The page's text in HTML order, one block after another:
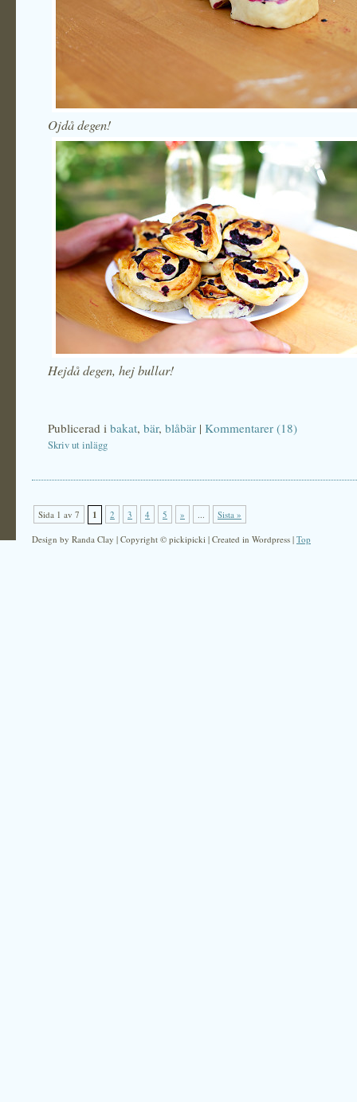
Ojdå degen!
Hejdå degen, hej bullar!
Publicerad i bakat, bär, blåbär | Kommentarer (18)
Skriv ut inlägg
Sida 1 av 7 1 2 3 4 5 » ... Sista »
Design by Randa Clay | Copyright © pickipicki | Created in Wordpress | Top